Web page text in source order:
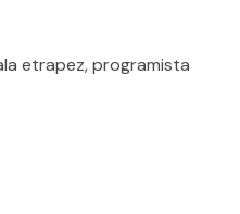
etrapez, programista